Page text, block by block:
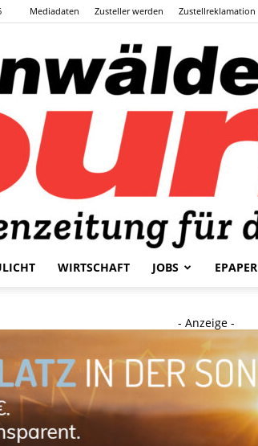
Mediadaten Zusteller werden Zustellreklamation
WIRTSCHAFT JOBS EPAPER
- Anzeige -